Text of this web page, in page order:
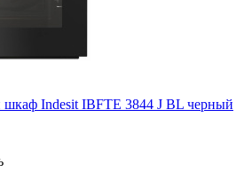
шкаф Indesit IBFTE 3844 J BL черный